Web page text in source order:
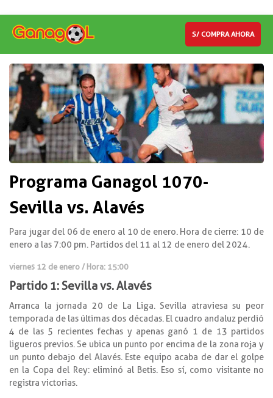
S/ COMPRA AHORA
Programa Ganagol 1070-
Sevilla vs. Alavés
Para jugar del 06 de enero al 10 de enero. Hora de cierre: 10 de
enero a las 7:00 pm. Partidos del 11 al 12 de enero del 2024.
viernes 12 de enero / Hora: 15:00
Partido 1: Sevilla vs. Alavés
Arranca la jornada 20 de La Liga. Sevilla atraviesa su peor
temporada de las últimas dos décadas. El cuadro andaluz perdió
4 de las 5 recientes fechas y apenas ganó 1 de 13 partidos
ligueros previos. Se ubica un punto por encima de la zona roja y
un punto debajo del Alavés. Este equipo acaba de dar el golpe
en la Copa del Rey: eliminó al Betis. Eso sí, como visitante no
registra victorias.